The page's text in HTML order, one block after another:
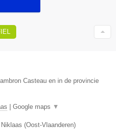
Casteau en in de provincie
Google maps ▼
(Oost-Vlaanderen)